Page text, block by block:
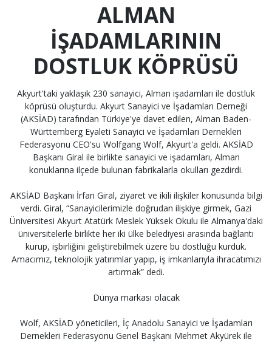
ALMAN
İŞADAMLARININ
DOSTLUK KÖPRÜSÜ
Akyurt'taki yaklaşık 230 sanayici, Alman işadamları ile dostluk
köprüsü oluşturdu. Akyurt Sanayici ve İşadamları Derneği
(AKSİAD) tarafından Türkiye'ye davet edilen, Alman Baden-
Württemberg Eyaleti Sanayici ve İşadamları Dernekleri
Federasyonu CEO'su Wolfgang Wolf, Akyurt'a geldi. AKSİAD
Başkanı Giral ile birlikte sanayici ve işadamları, Alman
konuklarına ilçede bulunan fabrikalarla okulları gezdirdi.
AKSİAD Başkanı İrfan Giral, ziyaret ve ikili ilişkiler konusunda bilgi
verdi. Giral, “Sanayicilerimizle doğrudan ilişkiye girmek, Gazi
Üniversitesi Akyurt Atatürk Meslek Yüksek Okulu ile Almanya'daki
üniversitelerle birlikte her iki ülke belediyesi arasında bağlantı
kurup, işbirliğini geliştirebilmek üzere bu dostluğu kurduk.
Amacımız, teknolojik yatırımlar yapıp, iş imkanlarıyla ihracatımızı
artırmak” dedi.
Dünya markası olacak
Wolf, AKSİAD yöneticileri, İç Anadolu Sanayici ve İşadamları
Dernekleri Federasyonu Genel Başkanı Mehmet Akyürek ile